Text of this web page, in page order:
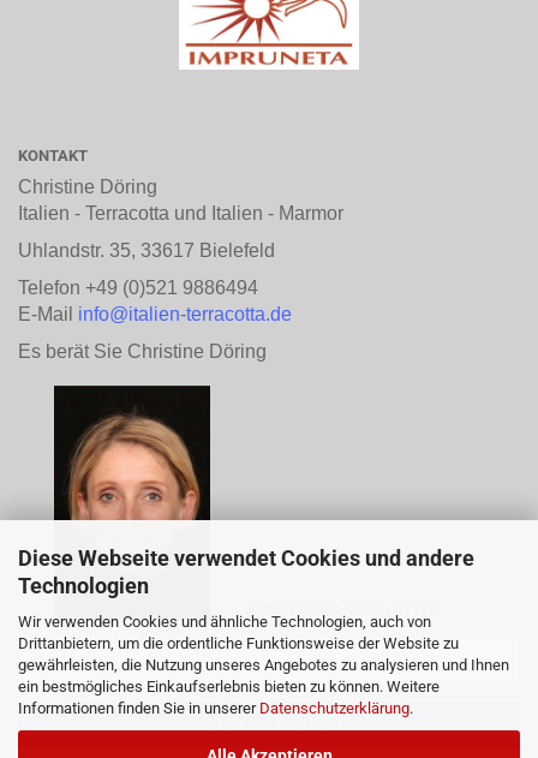
Diese Webseite verwendet Cookies und andere
Technologien
Wir verwenden Cookies und ähnliche Technologien, auch von
Drittanbietern, um die ordentliche Funktionsweise der Website zu
gewährleisten, die Nutzung unseres Angebotes zu analysieren und Ihnen
ein bestmögliches Einkaufserlebnis bieten zu können. Weitere
Informationen finden Sie in unserer Datenschutzerklärung.
KONTAKT
Christine Döring
Italien - Terracotta und Italien - Marmor
Uhlandstr. 35, 33617 Bielefeld
Telefon +49 (0)521 9886494
E-Mail info@italien-terracotta.de
Es berät Sie Christine Döring